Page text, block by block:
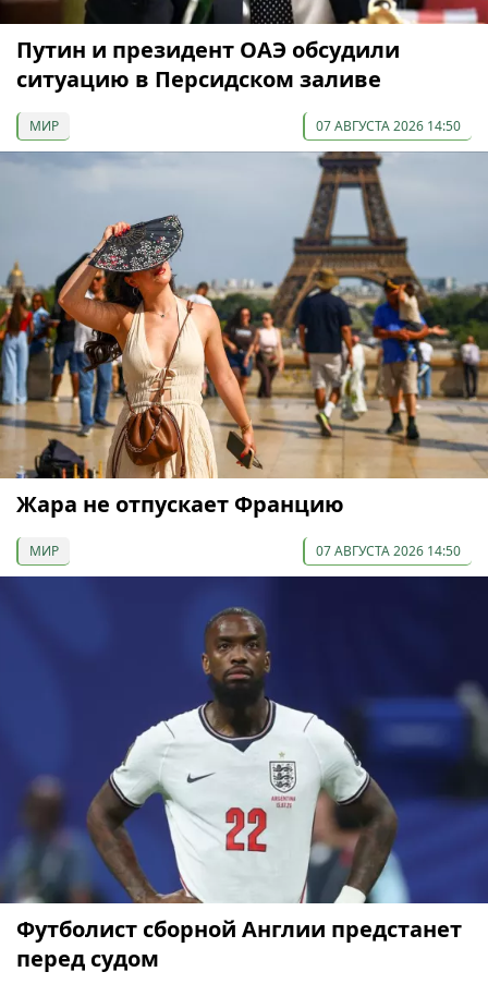
Путин и президент ОАЭ обсудили
ситуацию в Персидском заливе
МИР 07 АВГУСТА 2026 14:50
Жара не отпускает Францию
МИР 07 АВГУСТА 2026 14:50
Футболист сборной Англии предстанет
перед судом